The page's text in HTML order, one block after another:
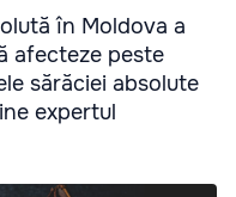
în Moldova a
afecteze peste
sărăciei absolute
expertul